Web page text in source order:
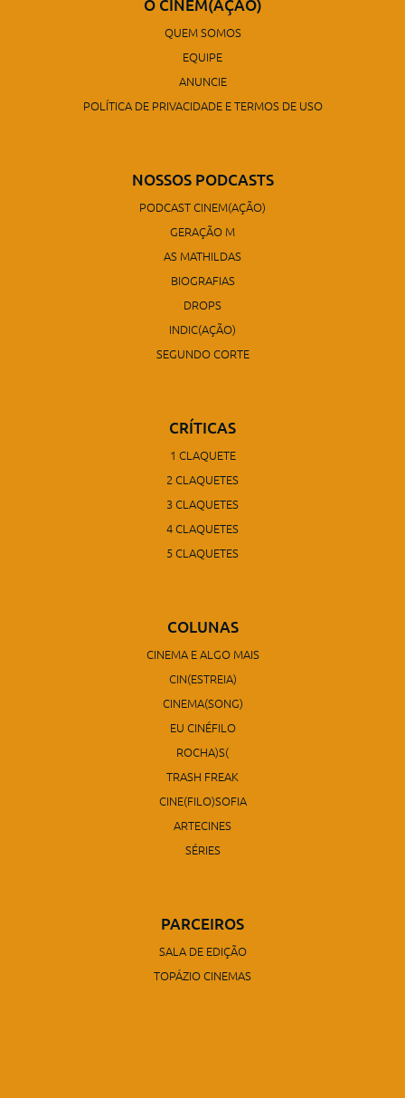
O CINEM(AÇÃO)
QUEM SOMOS
EQUIPE
ANUNCIE
POLÍTICA DE PRIVACIDADE E TERMOS DE USO
NOSSOS PODCASTS
PODCAST CINEM(AÇÃO)
GERAÇÃO M
AS MATHILDAS
BIOGRAFIAS
DROPS
INDIC(AÇÃO)
SEGUNDO CORTE
CRÍTICAS
1 CLAQUETE
2 CLAQUETES
3 CLAQUETES
4 CLAQUETES
5 CLAQUETES
COLUNAS
CINEMA E ALGO MAIS
CIN(ESTREIA)
CINEMA(SONG)
EU CINÉFILO
ROCHA)S(
TRASH FREAK
CINE(FILO)SOFIA
ARTECINES
SÉRIES
PARCEIROS
SALA DE EDIÇÃO
TOPÁZIO CINEMAS